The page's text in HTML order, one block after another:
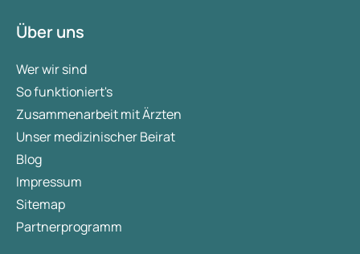
Über uns
Wer wir sind
So funktioniert's
Zusammenarbeit mit Ärzten
Unser medizinischer Beirat
Blog
Impressum
Sitemap
Partnerprogramm